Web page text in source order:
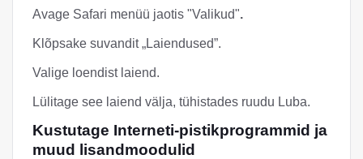
Avage Safari menüü jaotis "Valikud".
Klõpsake suvandit „Laiendused”.
Valige loendist laiend.
Lülitage see laiend välja, tühistades ruudu Luba.
Kustutage Interneti-pistikprogrammid ja
muud lisandmoodulid